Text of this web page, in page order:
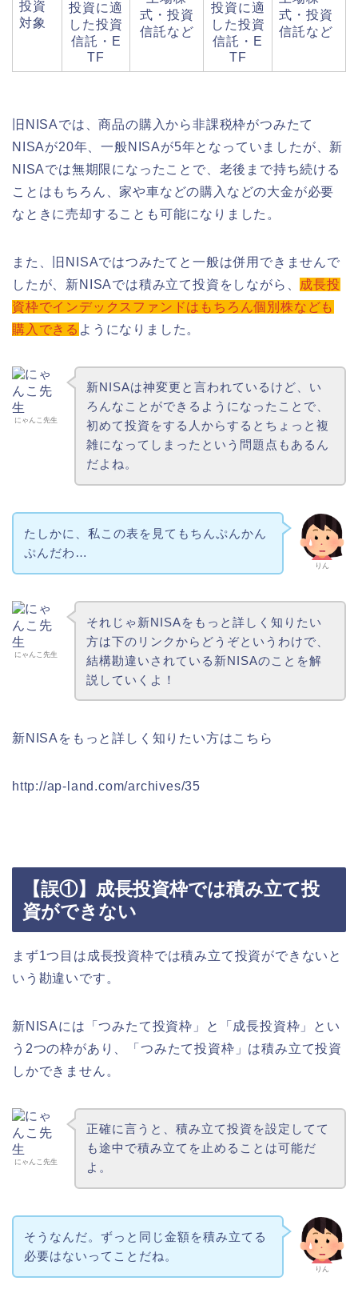
投資
対象
投資に適
した投資
信託・E
TF
式・投資
信託など
投資に適
した投資
信託・E
TF
式・投資
信託など
旧NISAでは、商品の購入から非課税枠がつみたて
NISAが20年、一般NISAが5年となっていましたが、新
NISAでは無期限になったことで、老後まで持ち続ける
ことはもちろん、家や車などの購入などの大金が必要
なときに売却することも可能になりました。
また、旧NISAではつみたてと一般は併用できませんで
したが、新NISAでは積み立て投資をしながら、 成長投
資枠でインデックスファンドはもちろん個別株なども
購入できる ようになりました。
にゃんこ先生
新NISAは神変更と言われているけど、い
ろんなことができるようになったことで、
初めて投資をする人からするとちょっと複
雑になってしまったという問題点もあるん
だよね。
りん
たしかに、私この表を見てもちんぷんかん
ぷんだわ…
にゃんこ先生
それじゃ新NISAをもっと詳しく知りたい
方は下のリンクからどうぞというわけで、
結構勘違いされている新NISAのことを解
説していくよ！
新NISAをもっと詳しく知りたい方はこちら
http://ap-land.com/archives/35
【誤①】成長投資枠では積み立て投
資ができない
まず1つ目は成長投資枠では積み立て投資ができないと
いう勘違いです。
新NISAには「つみたて投資枠」と「成長投資枠」とい
う2つの枠があり、「つみたて投資枠」は積み立て投資
しかできません。
にゃんこ先生
正確に言うと、積み立て投資を設定してて
も途中で積み立てを止めることは可能だ
よ。
りん
そうなんだ。ずっと同じ金額を積み立てる
必要はないってことだね。